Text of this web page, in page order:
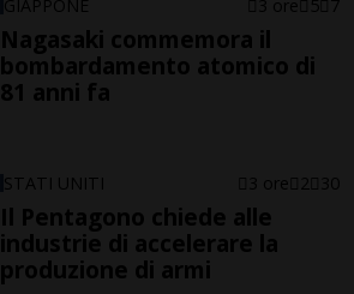
GIAPPONE 3 ore 5 7
Nagasaki commemora il
bombardamento atomico di
81 anni fa
STATI UNITI 3 ore 2 30
Il Pentagono chiede alle
industrie di accelerare la
produzione di armi